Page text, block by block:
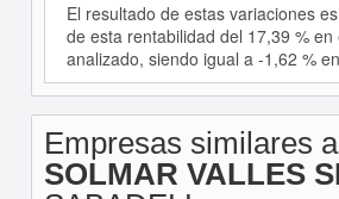
El resultado de estas variaciones
de esta rentabilidad del 17,39 % en
analizado, siendo igual a -1,62 %
Empresas similares a
SOLMAR VALLES